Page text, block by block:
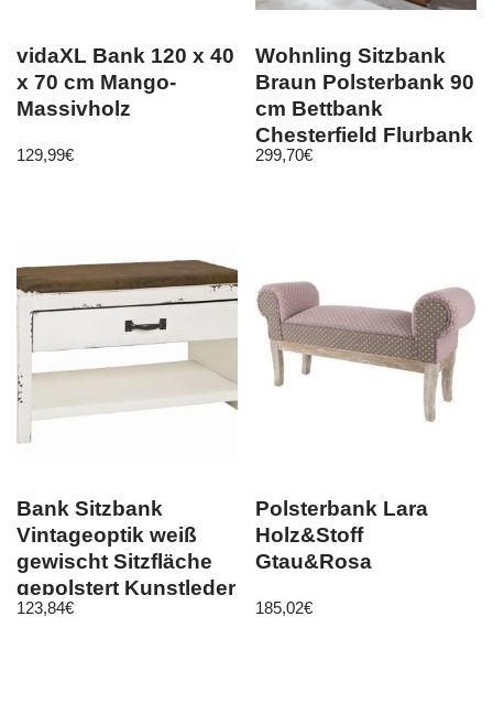
vidaXL Bank 120 x 40
x 70 cm Mango-
Massivholz
129,99€
Wohnling Sitzbank
Braun Polsterbank 90
cm Bettbank
Chesterfield Flurbank
Samt
299,70€
Bank Sitzbank
Vintageoptik weiß
gewischt Sitzfläche
gepolstert Kunstleder
vintage …
123,84€
Polsterbank Lara
Holz&Stoff
Gtau&Rosa
185,02€